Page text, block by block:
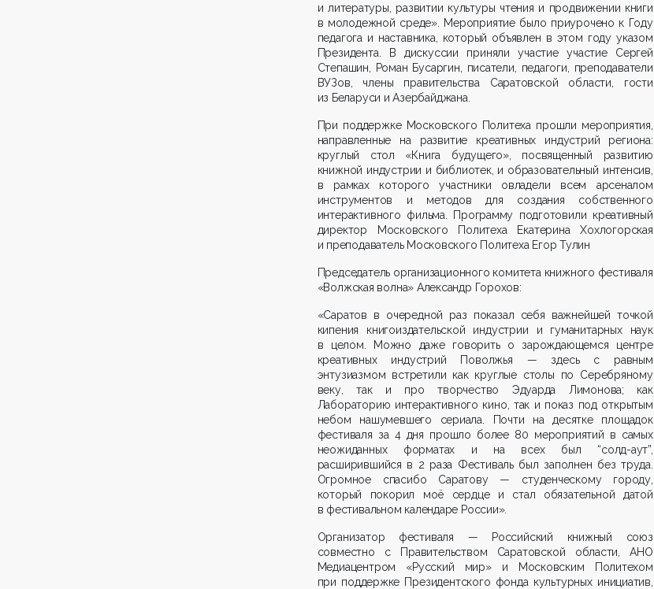
и литературы, развитии культуры чтения и продвижении книги
в молодежной среде». Мероприятие было приурочено к Году
педагога и наставника, который объявлен в этом году указом
Президента. В дискуссии приняли участие участие Сергей
Степашин, Роман Бусаргин, писатели, педагоги, преподаватели
ВУЗов, члены правительства Саратовской области, гости
из Беларуси и Азербайджана.
При поддержке Московского Политеха прошли мероприятия,
направленные на развитие креативных индустрий региона:
круглый стол «Книга будущего», посвященный развитию
книжной индустрии и библиотек, и образовательный интенсив,
в рамках которого участники овладели всем арсеналом
инструментов и методов для создания собственного
интерактивного фильма. Программу подготовили креативный
директор Московского Политеха Екатерина Хохлогорская
и преподаватель Московского Политеха Егор Тулин
Председатель организационного комитета книжного фестиваля
«Волжская волна» Александр Горохов:
«Саратов в очередной раз показал себя важнейшей точкой
кипения книгоиздательской индустрии и гуманитарных наук
в целом. Можно даже говорить о зарождающемся центре
креативных индустрий Поволжья — здесь с равным
энтузиазмом встретили как круглые столы по Серебряному
веку, так и про творчество Эдуарда Лимонова; как
Лабораторию интерактивного кино, так и показ под открытым
небом нашумевшего сериала. Почти на десятке площадок
фестиваля за 4 дня прошло более 80 мероприятий в самых
неожиданных форматах и на всех был “солд-аут”,
расширившийся в 2 раза Фестиваль был заполнен без труда.
Огромное спасибо Саратову — студенческому городу,
который покорил моё сердце и стал обязательной датой
в фестивальном календаре России».
Организатор фестиваля — Российский книжный союз
совместно с Правительством Саратовской области, АНО
Медиацентром «Русский мир» и Московским Политехом
при поддержке Президентского фонда культурных инициатив,